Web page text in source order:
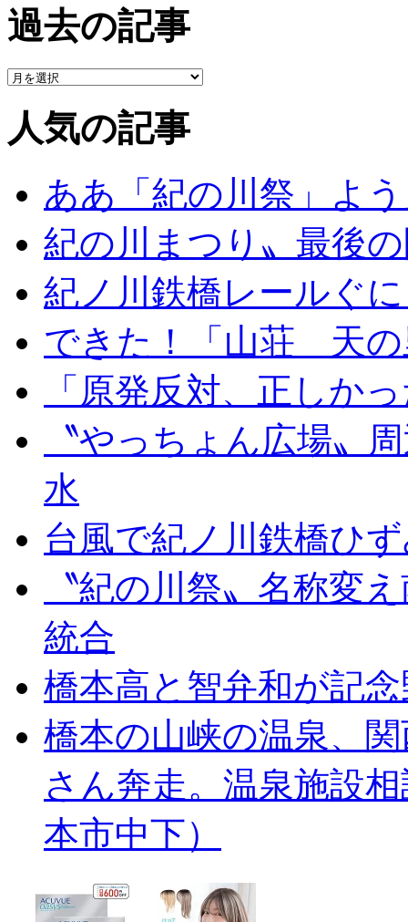
過去の記事
人気の記事
ああ「紀の川祭」よ
紀の川まつり〟最後
紀ノ川鉄橋レールぐ
できた！「山荘 天の
「原発反対、正しか
〝やっちょん広場〟
水
台風で紀ノ川鉄橋ひ
〝紀の川祭〟名称変
統合
橋本高と智弁和が記
橋本の山峡の温泉、
さん奔走。温泉施設
本市中下）